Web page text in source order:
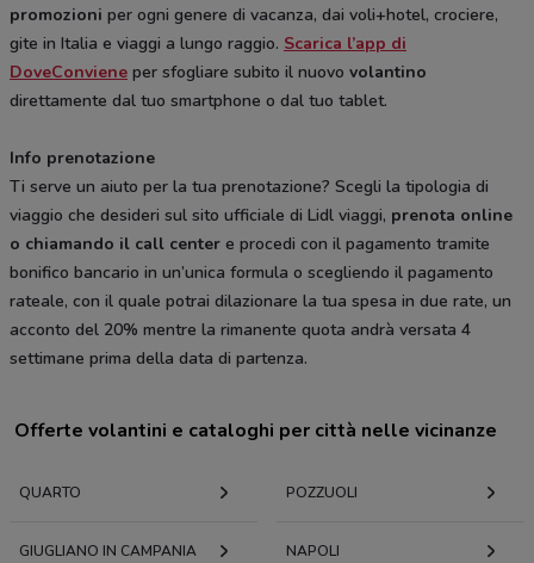
promozioni per ogni genere di vacanza, dai voli+hotel, crociere,
gite in Italia e viaggi a lungo raggio. Scarica l’app di
DoveConviene per sfogliare subito il nuovo volantino
direttamente dal tuo smartphone o dal tuo tablet.
Info prenotazione
Ti serve un aiuto per la tua prenotazione? Scegli la tipologia di
viaggio che desideri sul sito ufficiale di Lidl viaggi, prenota online
o chiamando il call center e procedi con il pagamento tramite
bonifico bancario in un’unica formula o scegliendo il pagamento
rateale, con il quale potrai dilazionare la tua spesa in due rate, un
acconto del 20% mentre la rimanente quota andrà versata 4
settimane prima della data di partenza.
Offerte volantini e cataloghi per città nelle vicinanze
QUARTO POZZUOLI
GIUGLIANO IN CAMPANIA NAPOLI